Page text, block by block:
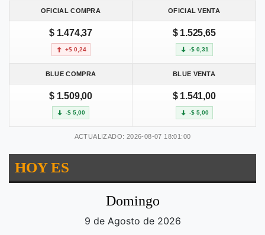
OFICIAL COMPRA OFICIAL VENTA
$ 1.474,37
+$ 0,24
$ 1.525,65
-$ 0,31
BLUE COMPRA BLUE VENTA
$ 1.509,00
-$ 5,00
$ 1.541,00
-$ 5,00
ACTUALIZADO: 2026-08-07 18:01:00
HOY ES
Domingo
9 de Agosto de 2026